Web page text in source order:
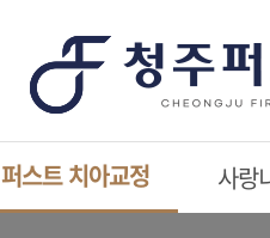
퍼스트 치아교정 사랑